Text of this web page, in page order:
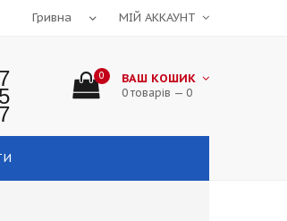
МІЙ АККАУНТ
0 ВАШ КОШИК
0 товарів — 0